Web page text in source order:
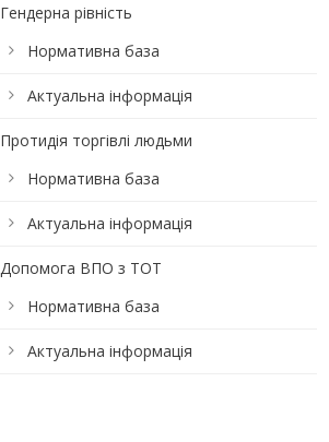
Гендерна рівність
Нормативна база
Актуальна інформація
Протидія торгівлі людьми
Нормативна база
Актуальна інформація
Допомога ВПО з ТОТ
Нормативна база
Актуальна інформація